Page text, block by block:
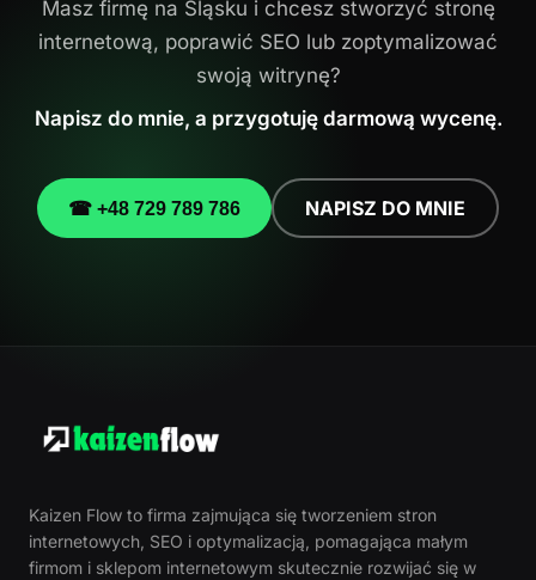
Masz firmę na Śląsku i chcesz stworzyć stronę
internetową, poprawić SEO lub zoptymalizować
swoją witrynę?
Napisz do mnie, a przygotuję darmową wycenę.
☎ +48 729 789 786 NAPISZ DO MNIE
Kaizen Flow to firma zajmująca się tworzeniem stron
internetowych, SEO i optymalizacją, pomagająca małym
firmom i sklepom internetowym skutecznie rozwijać się w